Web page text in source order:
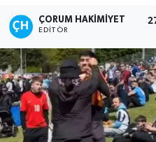
ÇORUM HAKIMIYET
EDITÖR
AKTÜEL
EĞİTİM
Son Dakika Haberleri
Haber Arşivi